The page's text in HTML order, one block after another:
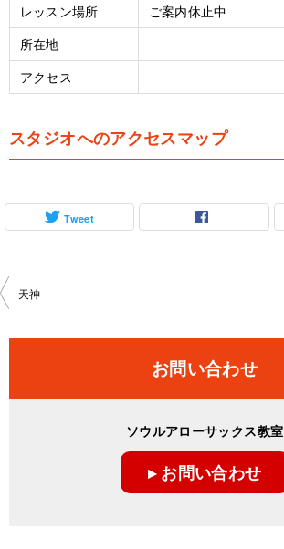
レッスン場所
ご案内休止中
所在地
アクセス
スタジオへのアクセスマップ
Tweet
投
ビ
天神
お問い合わせ
ソウルアローサックス教室
▸ お問い合わせ